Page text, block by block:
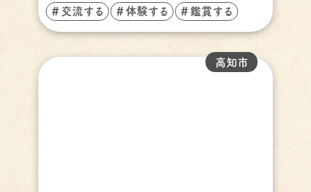
＃交流する ＃体験する ＃鑑賞する
高知市